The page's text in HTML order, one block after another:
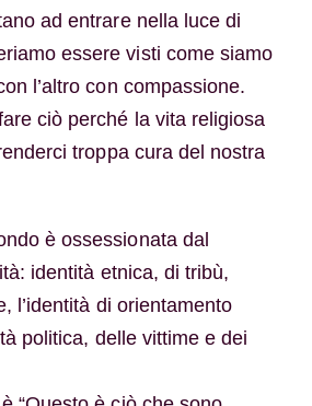
ad entrare nella luce di
essere visti come siamo
l’altro con compassione.
ciò perché la vita religiosa
troppa cura del nostra
è ossessionata dal
identità etnica, di tribù,
l’identità di orientamento
politica, delle vittime e dei